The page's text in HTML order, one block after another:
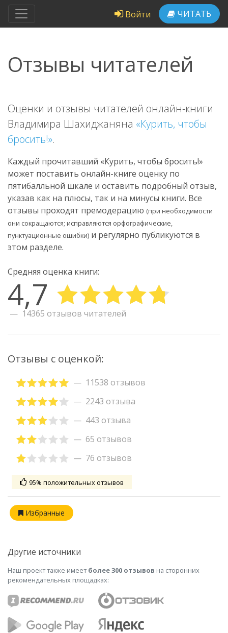
Войти ЧИТАТЬ
Отзывы читателей
Оценки и отзывы читателей онлайн-книги
Владимира Шахиджаняна «Курить, чтобы
бросить!».
Каждый прочитавший «Курить, чтобы бросить!»
может поставить онлайн-книге оценку по
пятибалльной шкале и оставить подробный отзыв,
указав как на плюсы, так и на минусы книги. Все
отзывы проходят премодерацию (при необходимости
они сокращаются; исправляются орфографические,
пунктуационные ошибки) и регулярно публикуются в
этом разделе.
Средняя оценка книги:
4,7
14365 отзывов читателей
Отзывы с оценкой:
11538 отзывов
2243 отзыва
443 отзыва
65 отзывов
76 отзывов
95% положительных отзывов
Избранные
Другие источники
Наш проект также имеетболее 300 отзывов на сторонних
рекомендательных площадках: